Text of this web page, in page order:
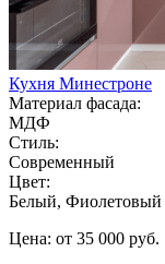
Кухня Минестроне
Материал фасада:
МДФ
Стиль:
Современный
Цвет:
Белый, Фиолетовый
Цена: от 35 000 руб.